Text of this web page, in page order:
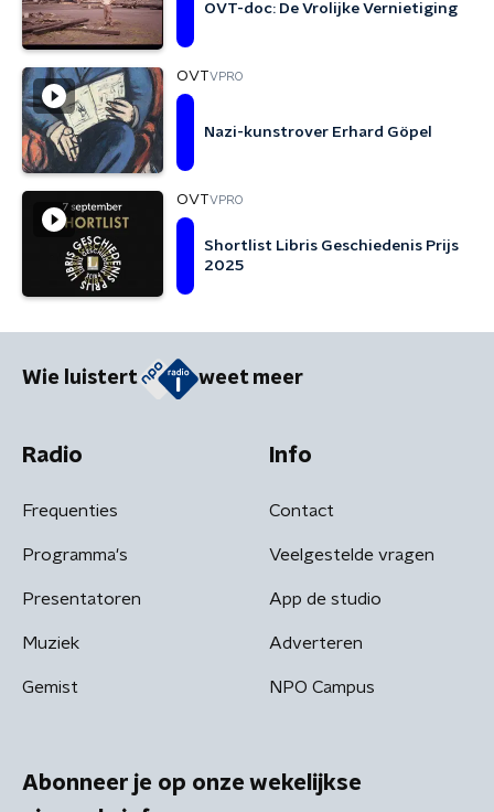
OVT-doc: De Vrolijke Vernietiging
OVTVPRO
Nazi-kunstrover Erhard Göpel
OVTVPRO
Shortlist Libris Geschiedenis Prijs
2025
Wie luistert weet meer
Radio
Frequenties
Programma's
Presentatoren
Muziek
Gemist
Info
Contact
Veelgestelde vragen
App de studio
Adverteren
NPO Campus
Abonneer je op onze wekelijkse